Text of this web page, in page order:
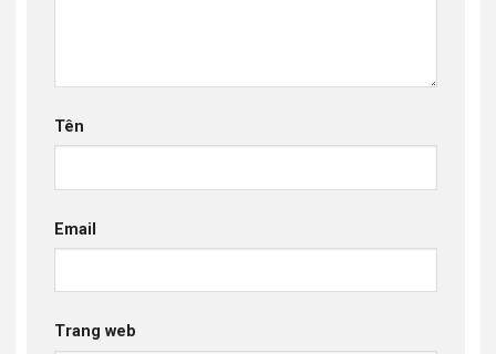
Tên
Email
Trang web